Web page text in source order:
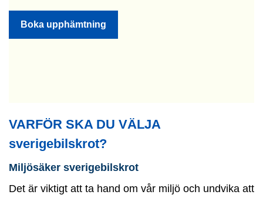
Boka upphämtning
VARFÖR SKA DU VÄLJA
sverigebilskrot?
Miljösäker sverigebilskrot
Det är viktigt att ta hand om vår miljö och undvika att